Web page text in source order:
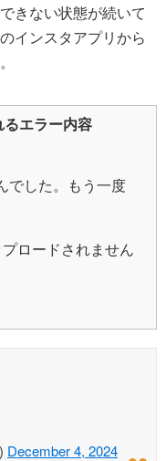
きない状態が続いて
インスタアプリから
エラー内容
でした。もう一度
ロードされません
December 4, 2024